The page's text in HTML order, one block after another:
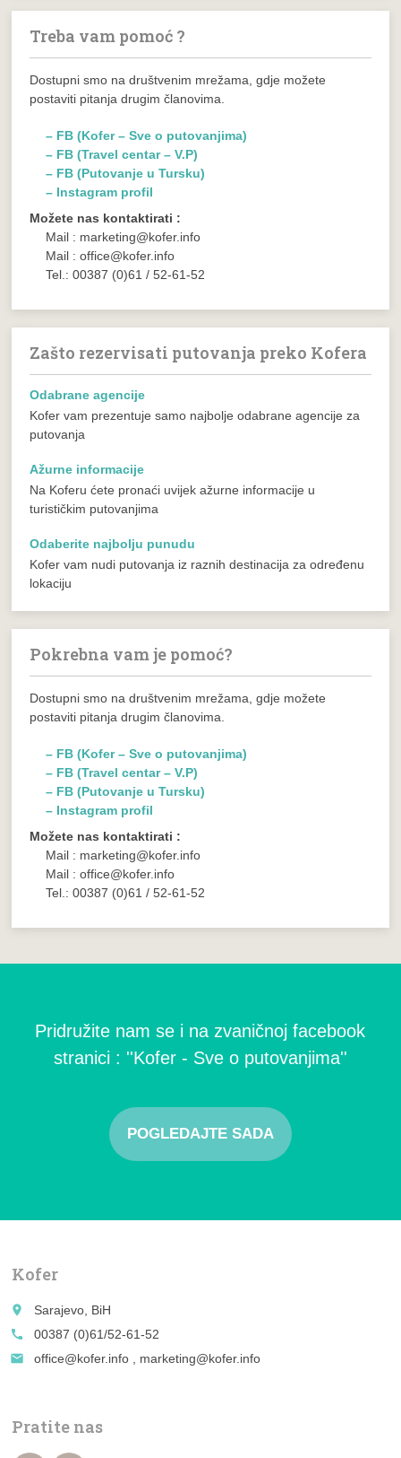
Treba vam pomoć ?
Dostupni smo na društvenim mrežama, gdje možete
postaviti pitanja drugim članovima.
– FB (Kofer – Sve o putovanjima)
– FB (Travel centar – V.P)
– FB (Putovanje u Tursku)
– Instagram profil
Možete nas kontaktirati :
Mail : marketing@kofer.info
Mail : office@kofer.info
Tel.: 00387 (0)61 / 52-61-52
Zašto rezervisati putovanja preko Kofera
Odabrane agencije
Kofer vam prezentuje samo najbolje odabrane agencije za
putovanja
Ažurne informacije
Na Koferu ćete pronaći uvijek ažurne informacije u
turističkim putovanjima
Odaberite najbolju punudu
Kofer vam nudi putovanja iz raznih destinacija za određenu
lokaciju
Pokrebna vam je pomoć?
Dostupni smo na društvenim mrežama, gdje možete
postaviti pitanja drugim članovima.
– FB (Kofer – Sve o putovanjima)
– FB (Travel centar – V.P)
– FB (Putovanje u Tursku)
– Instagram profil
Možete nas kontaktirati :
Mail : marketing@kofer.info
Mail : office@kofer.info
Tel.: 00387 (0)61 / 52-61-52
Pridružite nam se i na zvaničnoj facebook
stranici : ''Kofer - Sve o putovanjima''
POGLEDAJTE SADA
Kofer
place
Sarajevo, BiH
call
00387 (0)61/52-61-52
email
office@kofer.info , marketing@kofer.info
Pratite nas